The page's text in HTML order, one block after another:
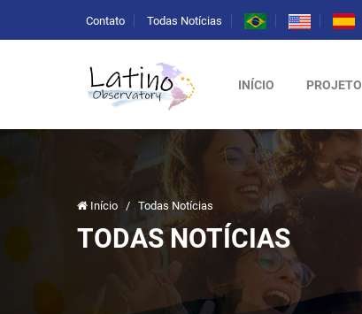
Contato Todas Notícias
INÍCIO PROJETO
Início / Todas Notícias
TODAS NOTÍCIAS